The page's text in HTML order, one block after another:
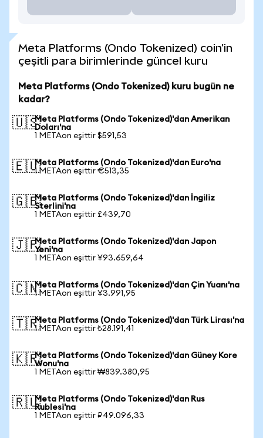
Meta Platforms (Ondo Tokenized) coin'in
çeşitli para birimlerinde güncel kuru
Meta Platforms (Ondo Tokenized) kuru bugün ne
kadar?
🇺🇸Meta Platforms (Ondo Tokenized)'dan Amerikan
Doları'na
1 METAon eşittir $591,53
🇪🇺Meta Platforms (Ondo Tokenized)'dan Euro'na
1 METAon eşittir €513,35
🇬🇧Meta Platforms (Ondo Tokenized)'dan İngiliz
Sterlini'na
1 METAon eşittir £439,70
🇯🇵Meta Platforms (Ondo Tokenized)'dan Japon
Yeni'na
1 METAon eşittir ¥93.659,64
🇨🇳Meta Platforms (Ondo Tokenized)'dan Çin Yuanı'na
1 METAon eşittir ¥3.991,95
🇹🇷Meta Platforms (Ondo Tokenized)'dan Türk Lirası'na
1 METAon eşittir ₺28.191,41
🇰🇷Meta Platforms (Ondo Tokenized)'dan Güney Kore
Wonu'na
1 METAon eşittir ₩839.380,95
🇷🇺Meta Platforms (Ondo Tokenized)'dan Rus
Rublesi'na
1 METAon eşittir ₽49.096,33